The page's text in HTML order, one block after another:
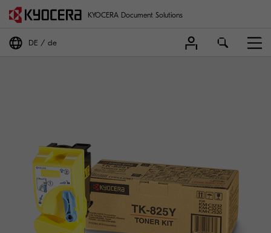
KYOCERA Document Solutions
DE de